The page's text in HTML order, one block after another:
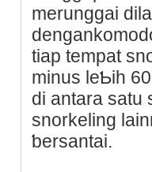
merunggai
tiap tempat
minus leƄih
di antara satu
snorkeling
ƅersantai.